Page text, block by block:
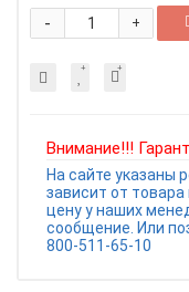
+
-
Внимание!!!
На сайте указаны
зависит от
цену у наших
сообщение. Или
800-511-65-10